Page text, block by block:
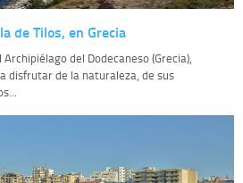
de Tilos, en Grecia
del Dodecaneso (Grecia),
disfrutar de la naturaleza, de sus